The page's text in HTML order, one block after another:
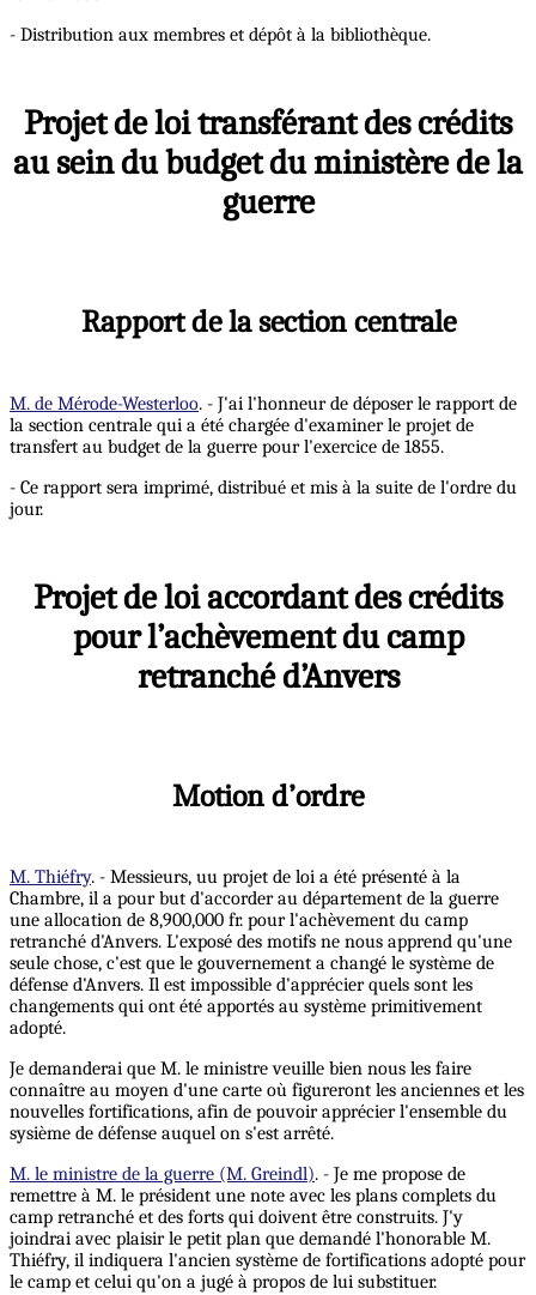
- Distribution aux membres et dépôt à la bibliothèque.
Projet de loi transférant des crédits
au sein du budget du ministère de la
guerre
Rapport de la section centrale
M. de Mérode-Westerloo. - J'ai l'honneur de déposer le rapport de
la section centrale qui a été chargée d'examiner le projet de
transfert au budget de la guerre pour l'exercice de 1855.
- Ce rapport sera imprimé, distribué et mis à la suite de l'ordre du
jour.
Projet de loi accordant des crédits
pour l’achèvement du camp
retranché d’Anvers
Motion d’ordre
M. Thiéfry. - Messieurs, uu projet de loi a été présenté à la
Chambre, il a pour but d'accorder au département de la guerre
une allocation de 8,900,000 fr. pour l'achèvement du camp
retranché d'Anvers. L'exposé des motifs ne nous apprend qu'une
seule chose, c'est que le gouvernement a changé le système de
défense d'Anvers. Il est impossible d'apprécier quels sont les
changements qui ont été apportés au système primitivement
adopté.
Je demanderai que M. le ministre veuille bien nous les faire
connaître au moyen d'une carte où figureront les anciennes et les
nouvelles fortifications, afin de pouvoir apprécier l'ensemble du
sysième de défense auquel on s'est arrêté.
M. le ministre de la guerre (M. Greindl). - Je me propose de
remettre à M. le président une note avec les plans complets du
camp retranché et des forts qui doivent être construits. J'y
joindrai avec plaisir le petit plan que demandé l'honorable M.
Thiéfry, il indiquera l'ancien système de fortifications adopté pour
le camp et celui qu'on a jugé à propos de lui substituer.